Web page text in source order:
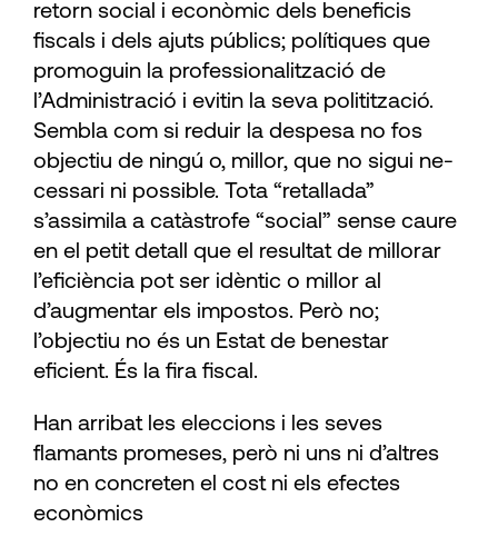
retorn social i econòmic dels beneficis
fiscals i dels ajuts públics; polítiques que
promoguin la professionalització de
l’Administració i evitin la seva politit­zació.
Sembla com si reduir la despesa no fos
objectiu de ningú o, millor, que no sigui ne­
cessari ni possible. Tota “retallada”
s’assimila a catàstrofe “social” sense caure
en el petit detall que el resultat de millorar
l’eficiència pot ser idèntic o millor al
d’augmentar els impostos. Però no;
l’objectiu no és un Estat de benestar
eficient. És la fira fiscal.
Han arribat les eleccions i les seves
flamants promeses, però ni uns ni d’altres
no en concreten el cost ni els efectes
econòmics